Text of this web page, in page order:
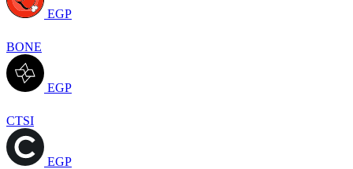
EGP
BONE
EGP
CTSI
EGP